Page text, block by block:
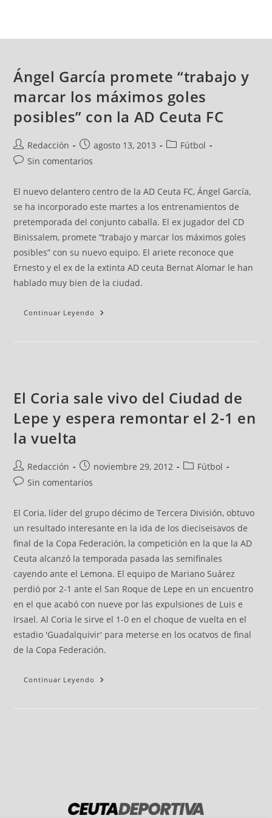
Ángel García promete “trabajo y
marcar los máximos goles
posibles” con la AD Ceuta FC
Redacción agosto 13, 2013
Fútbol
Sin comentarios
El nuevo delantero centro de la AD Ceuta FC, Ángel García,
se ha incorporado este martes a los entrenamientos de
pretemporada del conjunto caballa. El ex jugador del CD
Binissalem, promete “trabajo y marcar los máximos goles
posibles” con su nuevo equipo. El ariete reconoce que
Ernesto y el ex de la extinta AD ceuta Bernat Alomar le han
hablado muy bien de la ciudad.
Continuar Leyendo
El Coria sale vivo del Ciudad de
Lepe y espera remontar el 2-1 en
la vuelta
Redacción noviembre 29, 2012
Fútbol
Sin comentarios
El Coria, líder del grupo décimo de Tercera División, obtuvo
un resultado interesante en la ida de los dieciseisavos de
final de la Copa Federación, la competición en la que la AD
Ceuta alcanzó la temporada pasada las semifinales
cayendo ante el Lemona. El equipo de Mariano Suárez
perdió por 2-1 ante el San Roque de Lepe en un encuentro
en el que acabó con nueve por las expulsiones de Luis e
Irsael. Al Coria le sirve el 1-0 en el choque de vuelta en el
estadio 'Guadalquivir' para meterse en los ocatvos de final
de la Copa Federación.
Continuar Leyendo